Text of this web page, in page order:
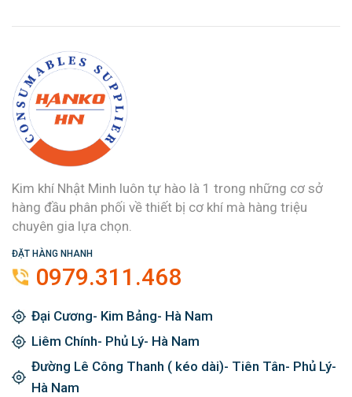
Kim khí Nhật Minh luôn tự hào là 1 trong những cơ sở
hàng đầu phân phối về thiết bị cơ khí mà hàng triệu
chuyên gia lựa chọn.
ĐẶT HÀNG NHANH
0979.311.468
Đại Cương- Kim Bảng- Hà Nam
Liêm Chính- Phủ Lý- Hà Nam
Đường Lê Công Thanh ( kéo dài)- Tiên Tân- Phủ Lý-
Hà Nam